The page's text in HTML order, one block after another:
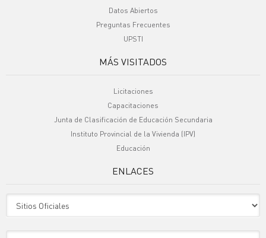
Datos Abiertos
Preguntas Frecuentes
UPSTI
MÁS VISITADOS
Licitaciones
Capacitaciones
Junta de Clasificación de Educación Secundaria
Instituto Provincial de la Vivienda (IPV)
Educación
ENLACES